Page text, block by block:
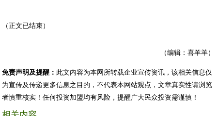
（正文已结束）
（编辑：喜羊羊）
免责声明及提醒： 此文内容为本网所转载企业宣传资讯，该相关信息仅
为宣传及传递更多信息之目的，不代表本网站观点，文章真实性请浏览
者慎重核实！任何投资加盟均有风险，提醒广大民众投资需谨慎！